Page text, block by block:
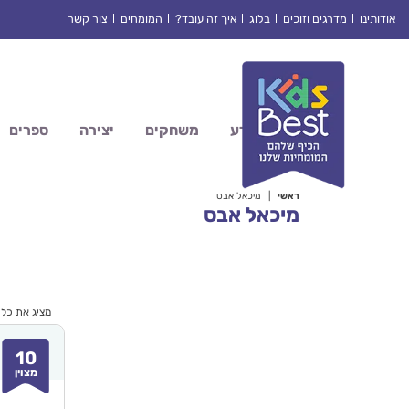
אודותינו מדרגים וזוכים בלוג איך זה עובד? המומחים צור קשר
מדע משחקים יצירה ספרים
ראשי מיכאל אבס
מיכאל אבס
מציג את כל 14 התוצאות
10
מצוין